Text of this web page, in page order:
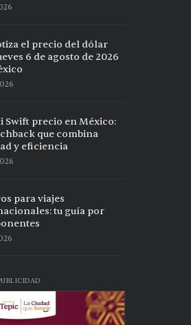
el precio del dólar
6 de agosto de 2026
Swift precio en México:
que combina
y eficiencia
para viajes
tu guía por